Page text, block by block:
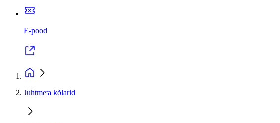
E-pood
Juhtmeta kõlarid